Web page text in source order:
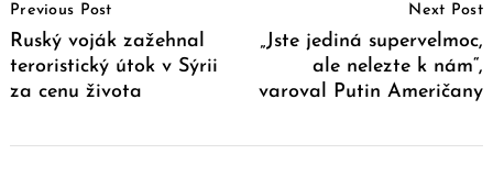
Navigation
Previous Post
Ruský voják zažehnal
teroristický útok v Sýrii
za cenu života
Next Post
„Jste jediná supervelmoc,
ale nelezte k nám“,
varoval Putin Američany